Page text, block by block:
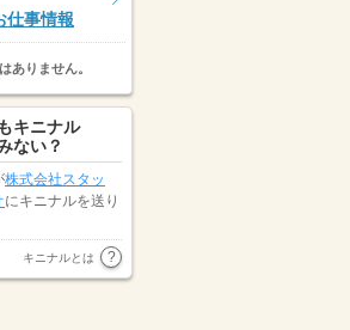
仕事情報
ありません。
キニナル
ない？
株式会社スタッ
にキニナルを送り
株式会社スタッフ
リューション
キニナルとは